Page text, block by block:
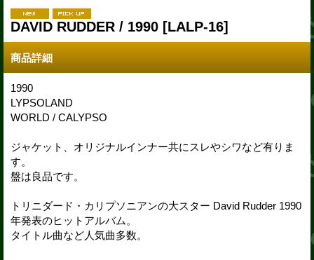
DAVID RUDDER / 1990 [LALP-16]
商品詳細
1990
LYPSOLAND
WORLD / CALYPSO
ジャケット、オリジナルインナー共にスレやシワなど有りま
す。
盤は良品です。
トリニダード・カリプソニアンの大スター David Rudder 1990
年発表のヒットアルバム。
タイトル曲など人気曲多数。